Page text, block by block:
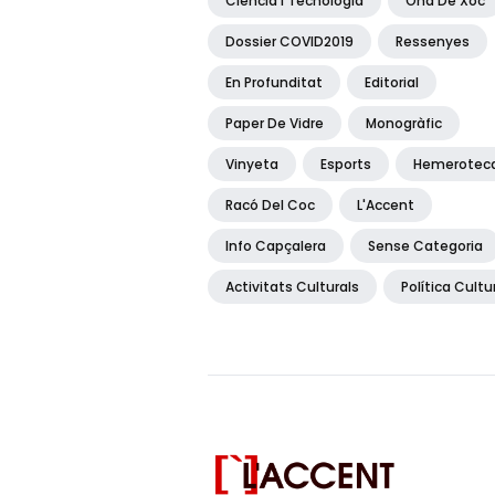
Dossier COVID2019 Ressenyes
En Profunditat Editorial
Paper De Vidre Monogràfic
Vinyeta Esports
Racó Del Coc L'Accent
Info Capçalera Sense Categoria
Activitats Culturals Política